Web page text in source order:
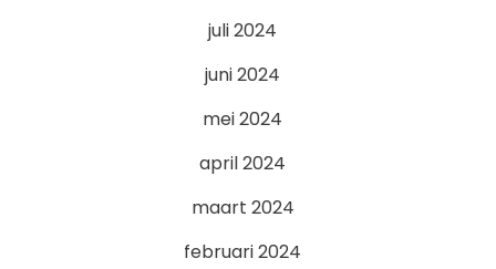
juli 2024
juni 2024
mei 2024
april 2024
maart 2024
februari 2024